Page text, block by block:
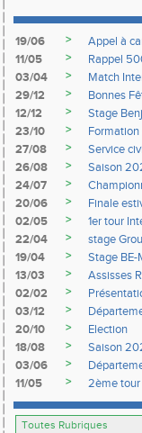
19/06 >
Appel à
11/05
>
Rappel
03/04
>
Match
29/12
>
Bonnes
12/12
>
Stage
23/10
>
27/08
>
Service
26/08
>
Saison
24/07
>
20/06
>
Finale
02/05
>
1er tour
22/04
>
stage
19/04
> Stage BE-
13/03 >
Assisses
02/02
>
03/12
>
20/10
>
Election
18/08
>
Saison
03/06
>
11/05
> 2ème